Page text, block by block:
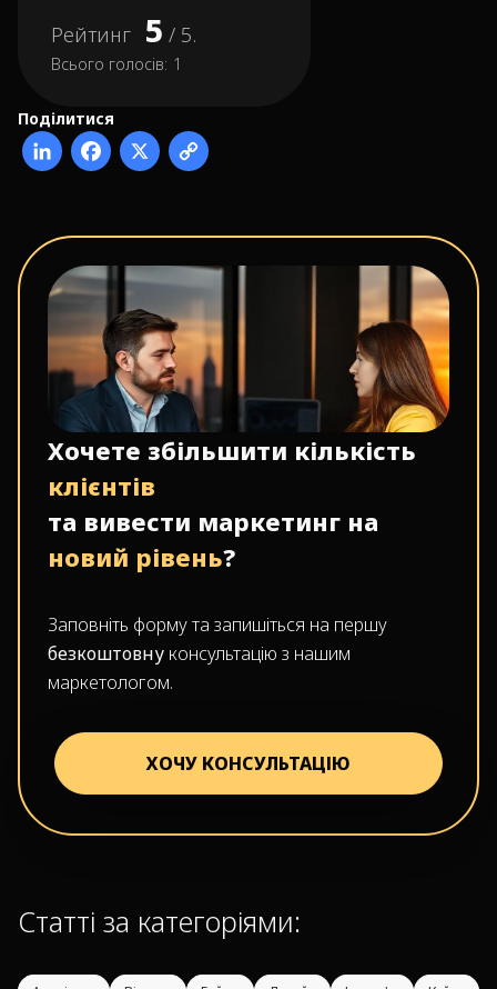
Рейтинг 5 / 5.
Всього голосів: 1
Поділитися
Хочете збільшити кількість
клієнтів
та вивести маркетинг на
новий рівень?
Заповніть форму та запишіться на першу
безкоштовну консультацію з нашим
маркетологом.
ХОЧУ КОНСУЛЬТАЦІЮ
Статті за категоріями: